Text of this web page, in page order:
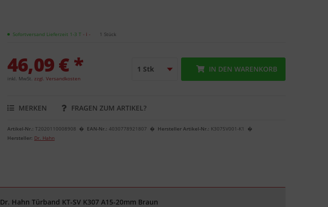
Sofortversand Lieferzeit 1-3 T - ℹ - 1 Stück
46,09 € *
inkl. MwSt. zzgl. Versandkosten
IN DEN WARENKORB
MERKEN FRAGEN ZUM ARTIKEL?
Artikel-Nr.: T2020110008908 EAN-Nr.: 4030778921807 Hersteller Artikel-Nr.: K3075V001-K1
Hersteller: Dr. Hahn
Dr. Hahn Türband KT-SV K307 A15-20mm Braun